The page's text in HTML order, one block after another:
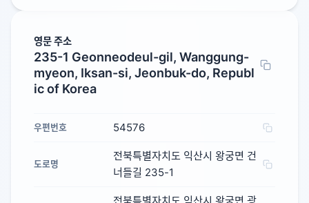
영문 주소
235-1 Geonneodeul-gil, Wanggung-
myeon, Iksan-si, Jeonbuk-do, Republ
ic of Korea
우편번호 54576
도로명
전북특별자치도 익산시 왕궁면 건
너들길 235-1